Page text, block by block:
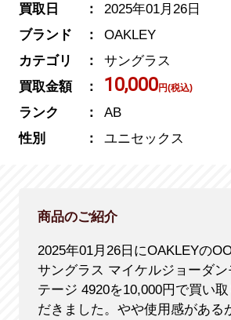
買取日
2025年01月26日
ブランド
OAKLEY
カテゴリ
サングラス
買取金額
10,000円(税込)
ランク
AB
性別
ユニセックス
商品のご紹介
2025年01月26日にOAKLEYの
サングラス マイケルジョーダ
テージ 4920を10,000円で買い
だきました。やや使用感がある